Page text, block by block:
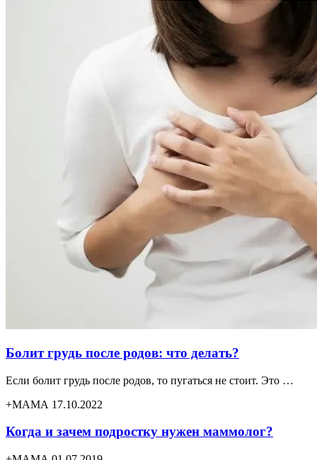
Болит грудь после родов: что делать?
Если болит грудь после родов, то пугаться не стоит. Это …
+МАМА 17.10.2022
Когда и зачем подростку нужен маммолог?